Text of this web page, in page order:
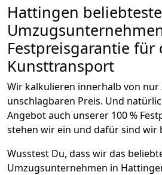
Hattingen
Festpreisgarantie für
Kunsttransport
Wir kalkulieren innerhalb von nur
unschlagbaren Preis. Und
Angebot auch unserer 100 %
stehen wir ein und dafür sind wir
Wusstest Du, dass wir das
Umzugsunternehmen in